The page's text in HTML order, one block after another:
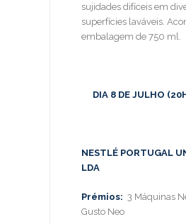
sujidades difíceis em
superfícies laváveis.
embalagem de 750 ml.
DIA 8 DE JULHO
NESTLÉ PORTUGAL
LDA
Prémios: 3 Máquinas
Gusto Neo